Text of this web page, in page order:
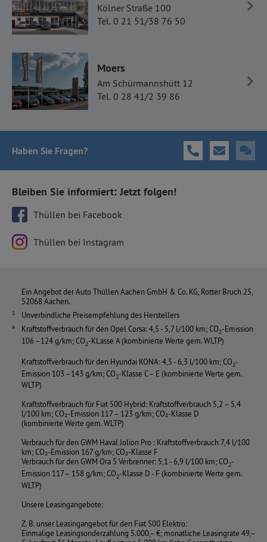
Kölner Straße 100
Tel. 0 21 51/38 76 50
Moers
Am Schürmannshütt 12
Tel. 0 28 41/2 39 86
Haben Sie Fragen?
Bleiben Sie informiert: Jetzt folgen!
Thüllen bei Facebook
Thüllen bei Instagram
Ein Angebot der Auto Thüllen Aachen GmbH & Co. KG, Rotter Bruch 25,
52068 Aachen.
Unverbindliche Preisempfehlung des Herstellers
Kraftstoffverbrauch für den Opel Corsa: 4,5 - 5,7 l/100 km; CO2-Emission
106 –124 g/km; CO2-KLasse A (kombinierte Werte gem. WLTP)
Kraftstoffverbrauch für den Hyundai KONA: 4,5 - 6,3 l/100 km; CO2-
Emission 103 –143 g/km; CO2-Klasse C – E (kombinierte Werte gem.
WLTP)
Kraftstoffverbrauch für Fiat 500 Hybrid: Kraftstoffverbrauch 5,2 – 5,4
l/100 km; CO₂-Emission 117 – 123 g/km; CO₂-Klasse D
(kombinierte Werte gem. WLTP)
Verbrauch für den GWM Haval Jolion Pro : Kraftstoffverbrauch 7,4 l/100
km; CO₂-Emission 167 g/km; CO₂-Klasse F
Verbrauch für den GWM Ora 5 Verbrenner: 5,1 - 6,9 l/100 km; CO2-
Emission 117 – 158 g/km; CO2-Klasse D - F (kombinierte Werte gem.
WLTP)
Unsere Leasingangebote:
Z. B. unser Leasingangebot für den Fiat 500 Elektro:
Einmalige Leasingsonderzahlung 5.000,– €; monatliche Leasingrate 49,–